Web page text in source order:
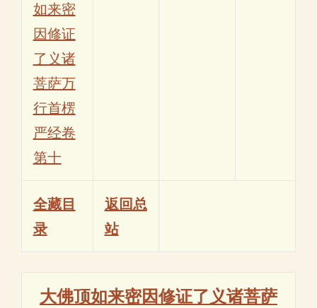
如来密
因修证
了义诸
菩萨万
行首楞
严经卷
第十
全藏目
录
返回总
站
大佛顶如来密因修证了义诸菩萨